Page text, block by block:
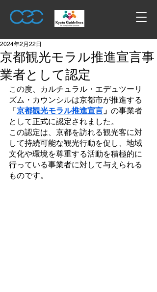
京都観光モラル推進宣言事
業者として認定
2024年2月22日
この度、カルチュラル・エデュツーリ
ズム・カウンシルは京都市が推進する
「 京都観光モラル推進宣言 」 の事業者
として正式に認定されました。
この認定は、京都を訪れる観光客に対
して持続可能な観光行動を促し、地域
文化や環境を尊重する活動を積極的に
行っている事業者に対して与えられる
ものです。